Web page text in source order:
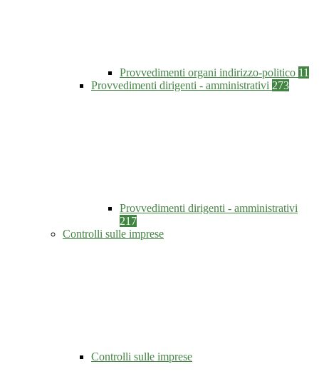
Provvedimenti organi indirizzo-politico 11
Provvedimenti dirigenti - amministrativi 273
Provvedimenti dirigenti - amministrativi
217
Controlli sulle imprese
Controlli sulle imprese